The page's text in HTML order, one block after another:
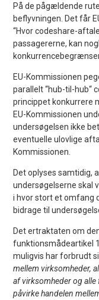
På de pågældende
beflyvningen. Det får
“Hvor codeshare-
passagererne, kan
EU-Kommissionen
parallelt “hub-til-hub“
princippet konkurrere
EU-Kommissionen
undersøgelsen ikke
eventuelle ulovlige
Kommissionen.
Det oplyses samtidig,
undersøgelserne skal
i hvor stort et omfang
bidrage til
Det ertraktaten om
funktionsmådeartikel
muligvis har forbrudt
mellem virksomheder,
af virksomheder og
påvirke handelen